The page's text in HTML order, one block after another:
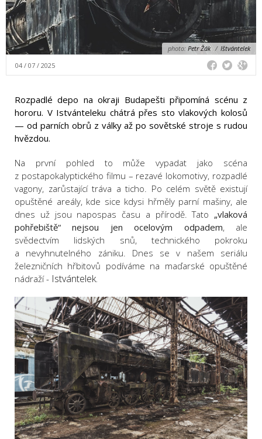
photo: Petr Žák / Ištvántelek
04 / 07 / 2025
Rozpadlé depo na okraji Budapešti připomíná scénu z
hororu. V Istvánteleku chátrá přes sto vlakových kolosů
— od parních obrů z války až po sovětské stroje s rudou
hvězdou.
Na první pohled to může vypadat jako scéna
z postapokalyptického filmu – rezavé lokomotivy, rozpadlé
vagony, zarůstající tráva a ticho. Po celém světě existují
opuštěné areály, kde sice kdysi hřměly parní mašiny, ale
dnes už jsou napospas času a přírodě. Tato „vlaková
pohřebiště“ nejsou jen ocelovým odpadem, ale
svědectvím lidských snů, technického pokroku
a nevyhnutelného zániku. Dnes se v našem seriálu
železničních hřbitovů podíváme na maďarské opuštěné
nádraží - Istvántelek.